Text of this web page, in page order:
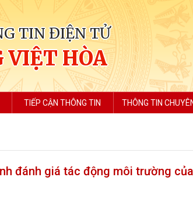
TIN ĐIỆN TỬ
VIỆT HÒA
TIẾP CẬN THÔNG TIN THÔNG TIN
đánh giá tác động môi trường